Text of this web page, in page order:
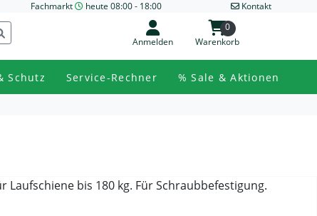
Fachmarkt heute 08:00 - 18:00 Kontakt
Anmelden Warenkorb
0
Schutz Service-Rechner % Sale & Aktionen
Laufschiene bis 180 kg. Für Schraubbefestigung.